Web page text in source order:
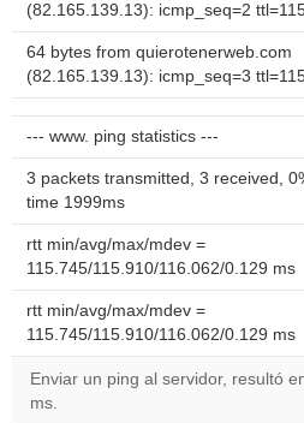
(82.165.139.13): icmp_seq=2
64 bytes from quierotenerweb.com
(82.165.139.13): icmp_seq=3
--- www. ping statistics ---
3 packets transmitted, 3 received,
time 1999ms
rtt min/avg/max/mdev =
115.745/115.910/116.062/0.129 ms
rtt min/avg/max/mdev =
115.745/115.910/116.062/0.129 ms
Enviar un ping al servidor, resultó
ms.